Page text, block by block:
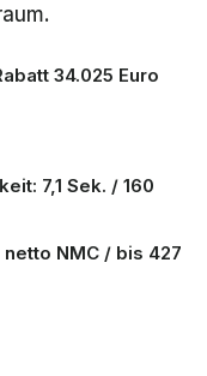
34.025 Euro
7,1 Sek. / 160
NMC / bis 427